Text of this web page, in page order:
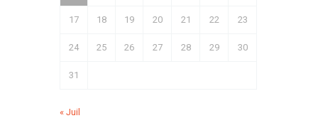
17 18 19 20 21 22 23
24 25 26 27 28 29 30
31
« Juil